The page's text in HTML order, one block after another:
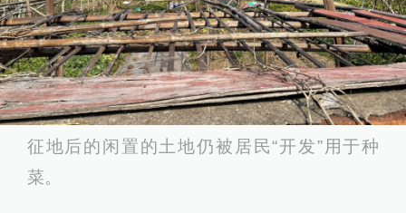
征地后的闲置的土地仍被居民“开发”用于种
菜。